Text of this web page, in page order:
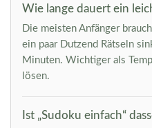
Wie lange dauert ein
Die meisten Anfänger
ein paar Dutzend Rätseln
Minuten. Wichtiger als
lösen.
Ist „Sudoku einfach“